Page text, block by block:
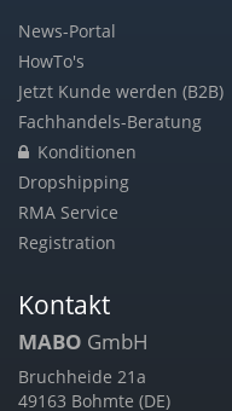
News-Portal
HowTo's
Jetzt Kunde werden (B2B)
Fachhandels-Beratung
Konditionen
Dropshipping
RMA Service
Registration
Kontakt
MABO GmbH
Bruchheide 21a
49163 Bohmte (DE)